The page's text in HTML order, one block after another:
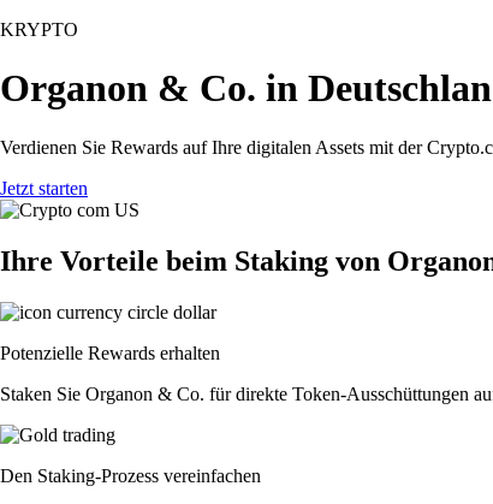
KRYPTO
Organon & Co. in
Verdienen Sie Rewards auf Ihre digitalen Assets mit der
Jetzt starten
Ihre Vorteile beim Staking von
Potenzielle Rewards erhalten
Staken Sie Organon & Co. für direkte Token-Ausschüttungen
Den Staking-Prozess vereinfachen